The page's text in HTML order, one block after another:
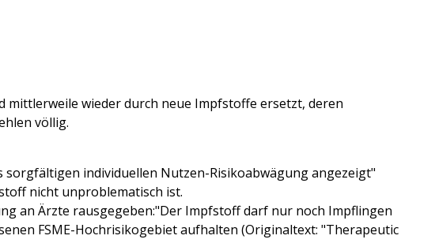
mittlerweile wieder durch neue Impfstoffe ersetzt, deren
völlig.
individuellen Nutzen-Risikoabwägung angezeigt"
nicht unproblematisch ist.
an Ärzte rausgegeben:"Der Impfstoff darf nur noch Impflingen
FSME-Hochrisikogebietaufhalten (Originaltext: "Therapeutic